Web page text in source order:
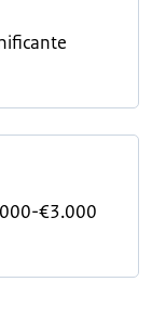
€3.000